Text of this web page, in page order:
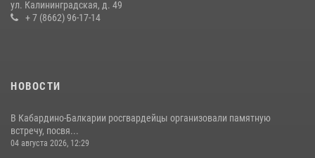
Битве за Кавказ
ул. Калининградская, д. 49
+ 7 (8662) 96-17-14
НОВОСТИ
В Кабардино-Балкарии росгвардейцы организовали памятную
встречу, посвя...
04 августа 2026, 12:29